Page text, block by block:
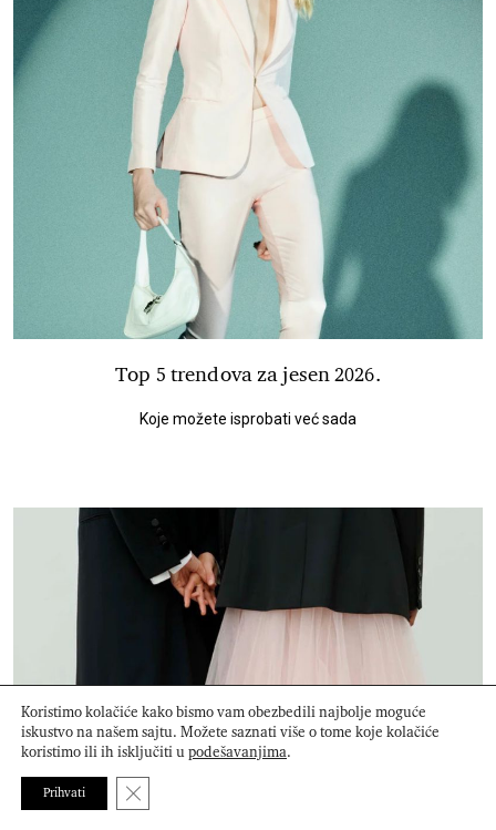
Top 5 trendova za jesen 2026.
Koje možete isprobati već sada
Koristimo kolačiće kako bismo vam obezbedili najbolje moguće
iskustvo na našem sajtu. Možete saznati više o tome koje kolačiće
koristimo ili ih isključiti upodešavanjima.
Prihvati Close GDPR Cookie Banner